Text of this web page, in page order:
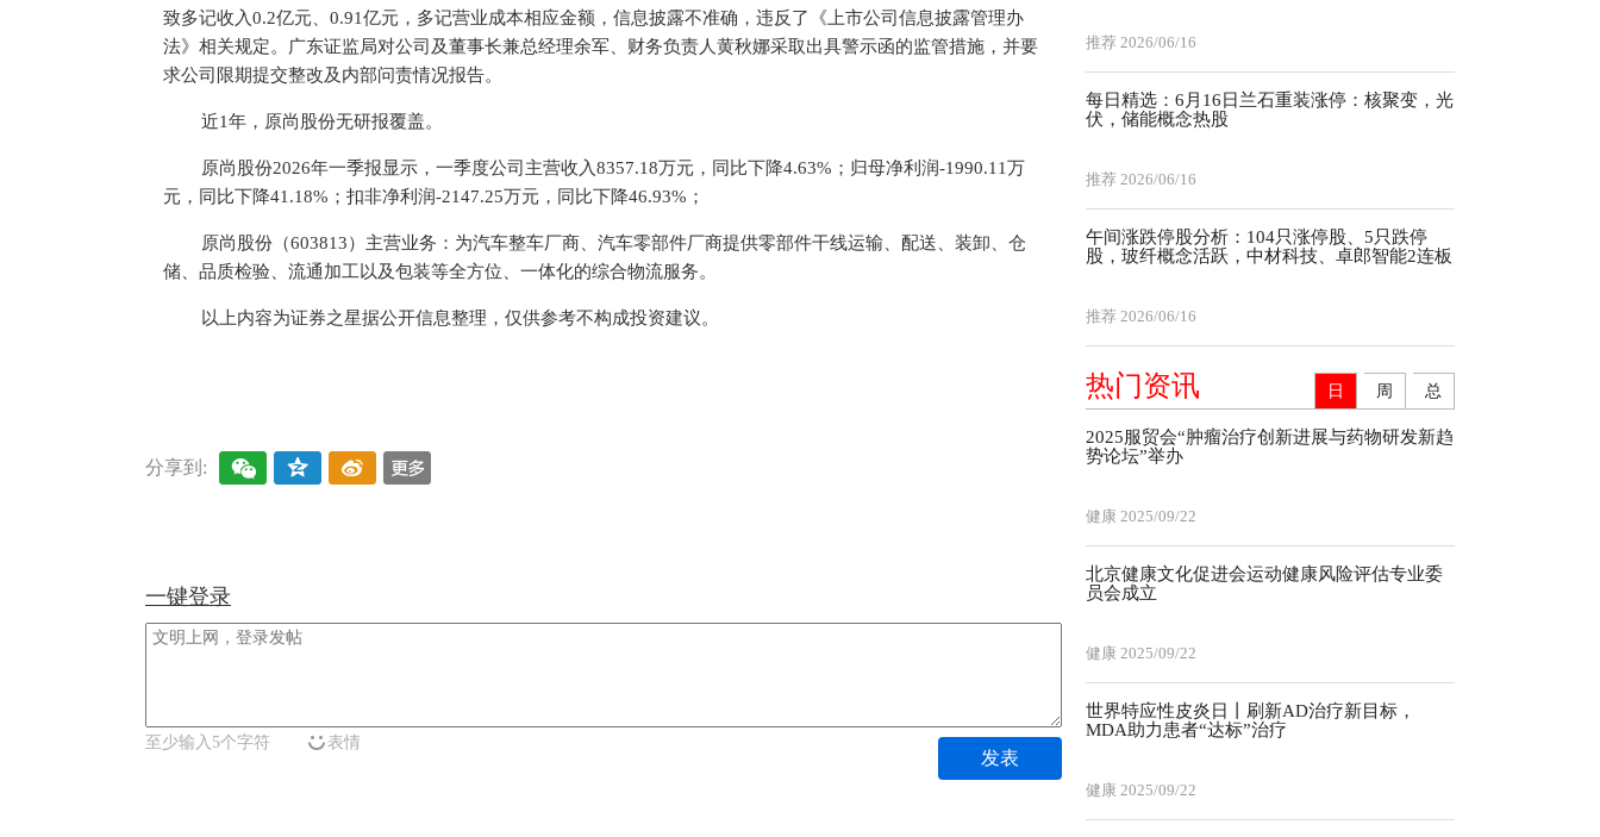
致多记收入0.2亿元、0.91亿元，多记营业成本相应金额，信息披露不准确，违反了《上市公司信息披露管理办
法》相关规定。广东证监局对公司及董事长兼总经理余军、财务负责人黄秋娜采取出具警示函的监管措施，并要
求公司限期提交整改及内部问责情况报告。
近1年，原尚股份无研报覆盖。
原尚股份2026年一季报显示，一季度公司主营收入8357.18万元，同比下降4.63%；归母净利润-1990.11万
元，同比下降41.18%；扣非净利润-2147.25万元，同比下降46.93%；
原尚股份（603813）主营业务：为汽车整车厂商、汽车零部件厂商提供零部件干线运输、配送、装卸、仓
储、品质检验、流通加工以及包装等全方位、一体化的综合物流服务。
以上内容为证券之星据公开信息整理，仅供参考不构成投资建议。
分享到:
一键登录
至少输入5个字符 表情
发表
推荐 2026/06/16
每日精选：6月16日兰石重装涨停：核聚变，光
伏，储能概念热股
推荐 2026/06/16
午间涨跌停股分析：104只涨停股、5只跌停
股，玻纤概念活跃，中材科技、卓郎智能2连板
推荐 2026/06/16
热门资讯 日 周 总
2025服贸会“肿瘤治疗创新进展与药物研发新趋
势论坛”举办
健康 2025/09/22
北京健康文化促进会运动健康风险评估专业委
员会成立
健康 2025/09/22
世界特应性皮炎日丨刷新AD治疗新目标，
MDA助力患者“达标”治疗
健康 2025/09/22